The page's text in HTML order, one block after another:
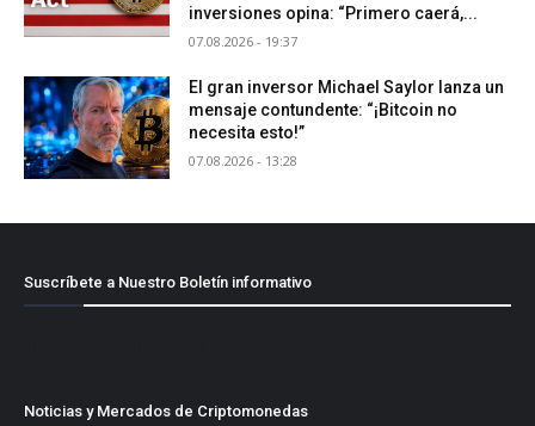
inversiones opina: “Primero caerá,...
07.08.2026 - 19:37
El gran inversor Michael Saylor lanza un
mensaje contundente: “¡Bitcoin no
necesita esto!”
07.08.2026 - 13:28
Suscríbete a Nuestro Boletín informativo
Noticias y Mercados de Criptomonedas